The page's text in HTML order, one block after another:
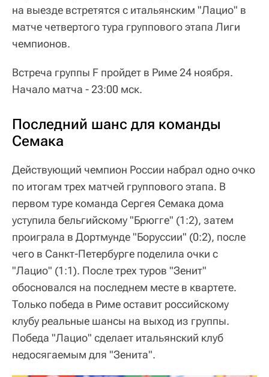
на выезде встретятся с итальянским "Лацио" в
матче четвертого тура группового этапа Лиги
чемпионов.
Встреча группы F пройдет в Риме 24 ноября.
Начало матча - 23:00 мск.
Последний шанс для команды
Семака
Действующий чемпион России набрал одно очко
по итогам трех матчей группового этапа. В
первом туре команда Сергея Семака дома
уступила бельгийскому "Брюгге" (1:2), затем
проиграла в Дортмунде "Боруссии" (0:2), после
чего в Санкт-Петербурге поделила очки с
"Лацио" (1:1). После трех туров "Зенит"
обосновался на последнем месте в квартете.
Только победа в Риме оставит российскому
клубу реальные шансы на выход из группы.
Победа "Лацио" сделает итальянский клуб
недосягаемым для "Зенита".